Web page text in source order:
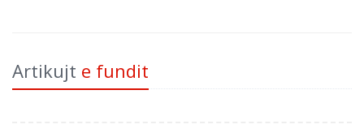
Artikujt e fundit